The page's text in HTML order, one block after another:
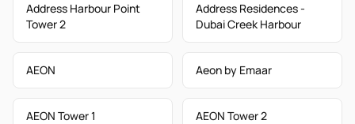
Address Harbour Point
Tower 2
Address Residences -
Dubai Creek Harbour
AEON Aeon by Emaar
AEON Tower 1 AEON Tower 2